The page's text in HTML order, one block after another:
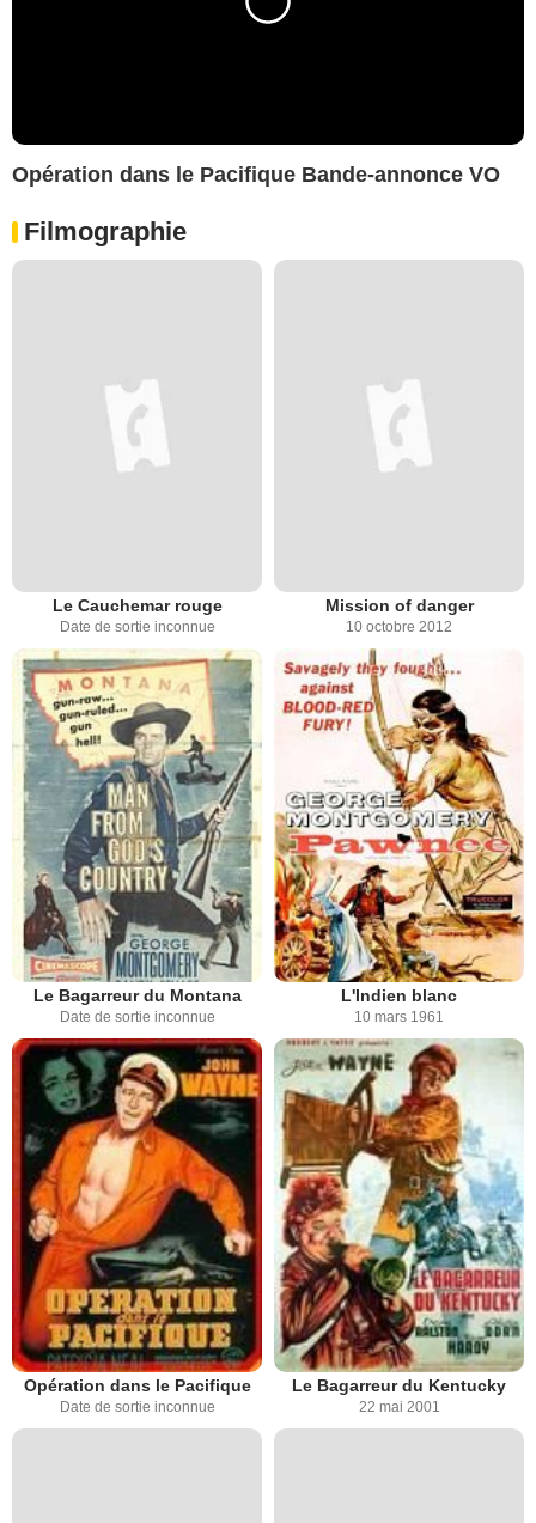
Opération dans le Pacifique Bande-annonce VO
Filmographie
Le Cauchemar rouge
Date de sortie inconnue
Mission of danger
10 octobre 2012
Le Bagarreur du Montana
Date de sortie inconnue
L'Indien blanc
10 mars 1961
Opération dans le Pacifique
Date de sortie inconnue
Le Bagarreur du Kentucky
22 mai 2001